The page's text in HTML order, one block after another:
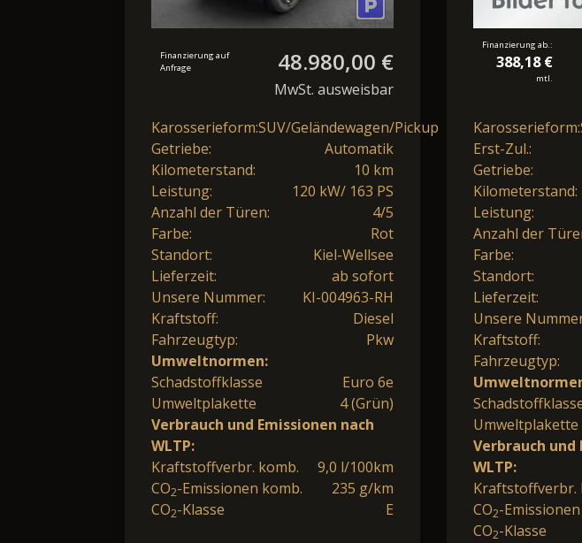
Finanzierung auf
Anfrage
48.980,00 €
MwSt. ausweisbar
Karosserieform:SUV/Geländewagen/Pickup
Getriebe:
Automatik
Kilometerstand:
10 km
Leistung:
120 kW/ 163 PS
Anzahl der Türen:
4/5
Farbe:
Rot
Standort:
Kiel-Wellsee
Lieferzeit:
ab sofort
Unsere Nummer:
KI-004963-RH
Kraftstoff:
Diesel
Fahrzeugtyp:
Pkw
Umweltnormen:
Schadstoffklasse
Euro 6e
Umweltplakette
4 (Grün)
Verbrauch und Emissionen nach
WLTP:
Kraftstoffverbr. komb.
9,0 l/100km
CO2-Emissionen komb.
235 g/km
CO2-Klasse E
Finanzierung ab.:
388,18 €
mtl.
Karosserieform:
Erst-Zul.:
Getriebe:
Kilometerstand:
Leistung:
Anzahl der
Farbe:
Standort:
Lieferzeit:
Unsere
Kraftstoff:
Fahrzeugtyp:
Umweltplakette
Verbrauch und
WLTP:
Kraftstoffverbr.
CO2-
CO2-Klasse